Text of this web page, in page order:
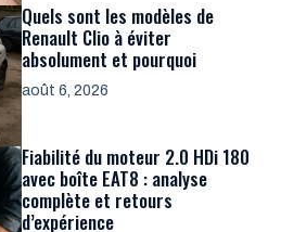
Quels sont les modèles de
Renault Clio à éviter
absolument et pourquoi
août 6, 2026
Fiabilité du moteur 2.0 HDi 180
avec boîte EAT8 : analyse
complète et retours
d’expérience